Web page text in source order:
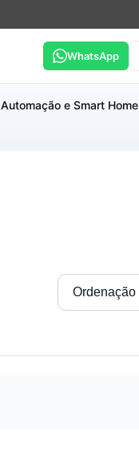
WhatsApp
Automação e Smart Home